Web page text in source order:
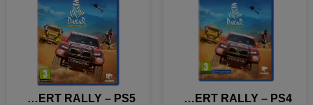
DAKAR DESERT RALLY – PS4
DAKAR DESERT RALLY – PS5